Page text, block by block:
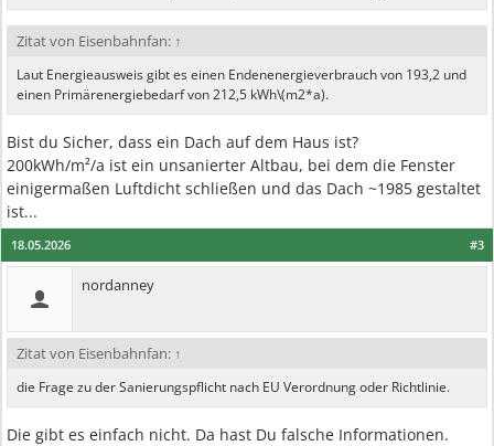
Zitat von Eisenbahnfan: ↑
Laut Energieausweis gibt es einen Endenenergieverbrauch von 193,2 und
einen Primärenergiebedarf von 212,5 kWh\(m2*a).
Bist du Sicher, dass ein Dach auf dem Haus ist?
200kWh/m²/a ist ein unsanierter Altbau, bei dem die Fenster
einigermaßen Luftdicht schließen und das Dach ~1985 gestaltet
ist...
#3
18.05.2026
nordanney
Zitat von Eisenbahnfan: ↑
die Frage zu der Sanierungspflicht nach EU Verordnung oder Richtlinie.
Die gibt es einfach nicht. Da hast Du falsche Informationen.